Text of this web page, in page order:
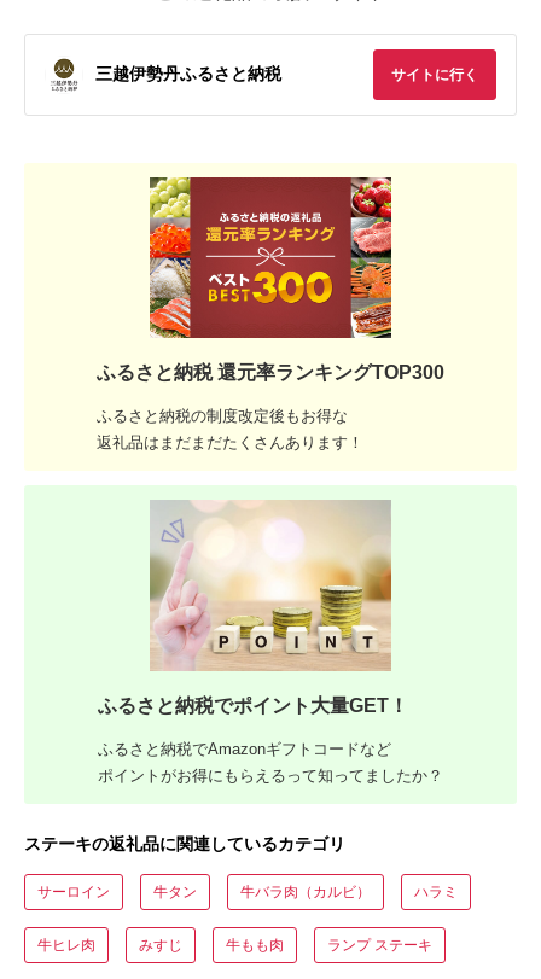
三越伊勢丹ふるさと納税 サイトに行く
ふるさと納税 還元率ランキングTOP300
ふるさと納税の制度改定後もお得な
返礼品はまだまだたくさんあります！
ふるさと納税でポイント大量GET！
ふるさと納税でAmazonギフトコードなど
ポイントがお得にもらえるって知ってましたか？
ステーキの返礼品に関連しているカテゴリ
サーロイン 牛タン 牛バラ肉（カルビ） ハラミ
牛ヒレ肉 みすじ 牛もも肉 ランプ ステーキ